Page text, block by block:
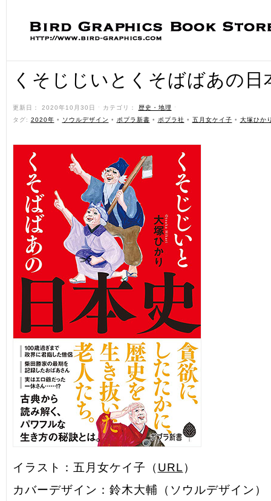
くそじじいとくそばばあの日
更新日： 2020年10月30日 ˑ カテゴリ： 歴史・地理
ˑ
タグ: 2020年 • ソウルデザイン • ポプラ新書 • ポプラ社 • 五月女ケイ子 • 大塚ひか
イラスト：五月女ケイ子（ URL ）
カバーデザイン：鈴木大輔（ソウルデザイン）